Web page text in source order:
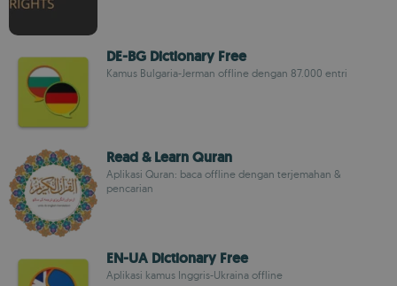
DE-BG Dictionary Free
Kamus Bulgaria-Jerman offline dengan 87.000 entri
Read & Learn Quran
Aplikasi Quran: baca offline dengan terjemahan &
pencarian
EN-UA Dictionary Free
Aplikasi kamus Inggris-Ukraina offline